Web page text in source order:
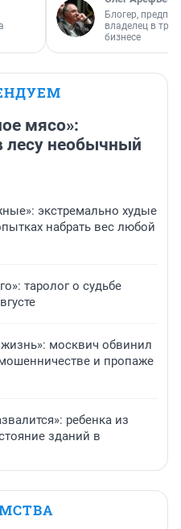
Блогер,
владелец в
бизнесе
мясо»:
лесу необычный
экстремально худые
набрать вес любой
таролог о судьбе
москвич обвинил
и пропаже
ребенка из
зданий в